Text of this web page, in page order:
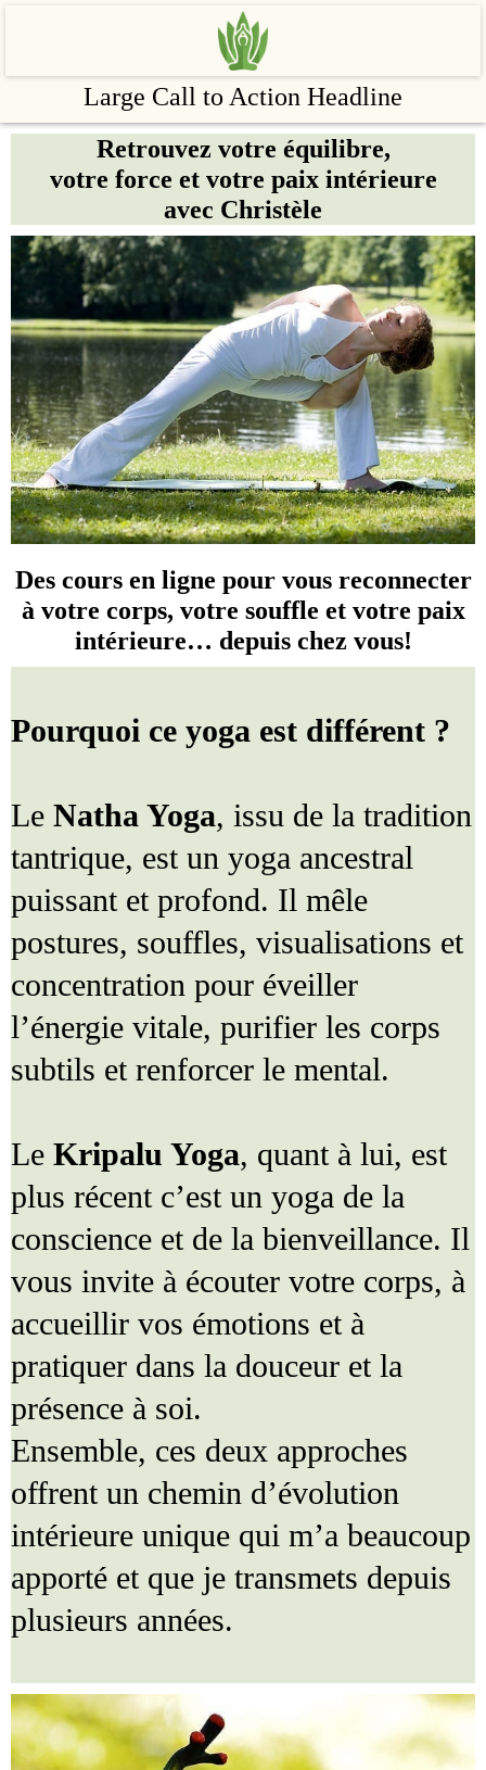
Large Call to Action Headline
Retrouvez votre équilibre,
votre force et votre paix intérieure
avec Christèle
Des cours en ligne pour vous reconnecter
à votre corps, votre souffle et votre paix
intérieure… depuis chez vous!
Pourquoi ce yoga est différent ?
Le Natha Yoga, issu de la tradition
tantrique, est un yoga ancestral
puissant et profond. Il mêle
postures, souffles, visualisations et
concentration pour éveiller
l’énergie vitale, purifier les corps
subtils et renforcer le mental.
Le Kripalu Yoga, quant à lui, est
plus récent c’est un yoga de la
conscience et de la bienveillance. Il
vous invite à écouter votre corps, à
accueillir vos émotions et à
pratiquer dans la douceur et la
présence à soi.
Ensemble, ces deux approches
offrent un chemin d’évolution
intérieure unique qui m’a beaucoup
apporté et que je transmets depuis
plusieurs années.